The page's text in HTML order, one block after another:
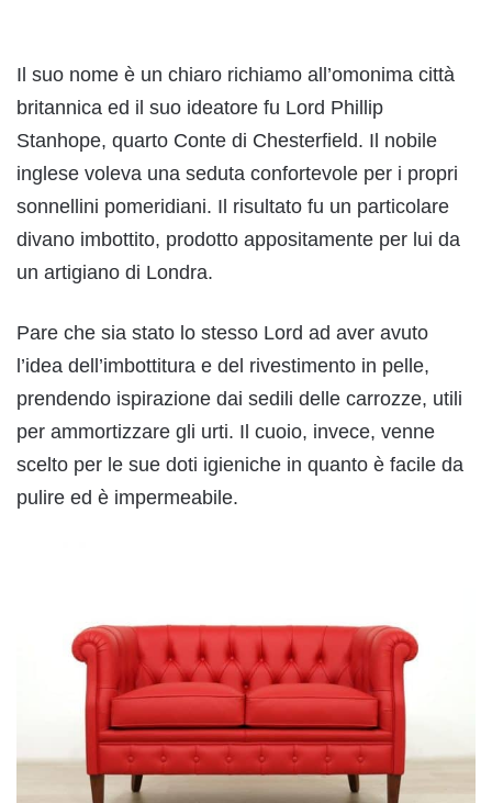
Il suo nome è un chiaro richiamo all’omonima città
britannica ed il suo ideatore fu Lord Phillip
Stanhope, quarto Conte di Chesterfield. Il nobile
inglese voleva una seduta confortevole per i propri
sonnellini pomeridiani. Il risultato fu un particolare
divano imbottito, prodotto appositamente per lui da
un artigiano di Londra.
Pare che sia stato lo stesso Lord ad aver avuto
l’idea dell’imbottitura e del rivestimento in pelle,
prendendo ispirazione dai sedili delle carrozze, utili
per ammortizzare gli urti. Il cuoio, invece, venne
scelto per le sue doti igieniche in quanto è facile da
pulire ed è impermeabile.